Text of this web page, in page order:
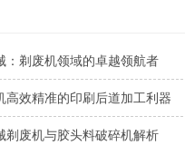
：剃废机领域的卓越领航者
高效精准的印刷后道加工利器
剃废机与胶头料破碎机解析